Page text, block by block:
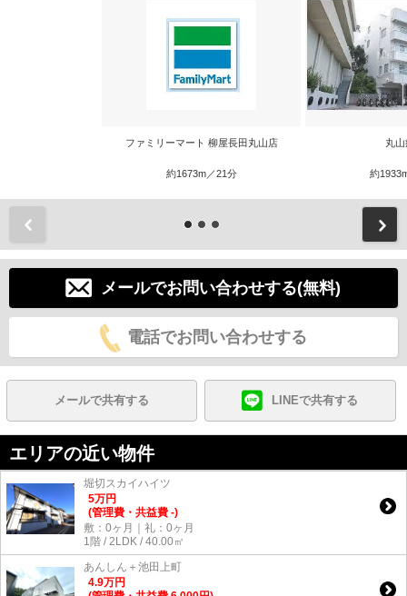
ファミリーマート 柳屋長田丸山店
約1673m／21分
丸
約
メールでお問い合わせする(無料)
電話でお問い合わせする
メールで共有する LINEで共有する
エリアの近い物件
堀切スカイハイツ
5万円
(管理費・共益費 -)
敷：0ヶ月｜礼：0ヶ月
1階 / 2LDK / 40.00㎡
あんしん＋池田上町
4.9万円